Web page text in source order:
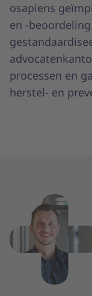
osapiens
en -
processen en
herstel- en